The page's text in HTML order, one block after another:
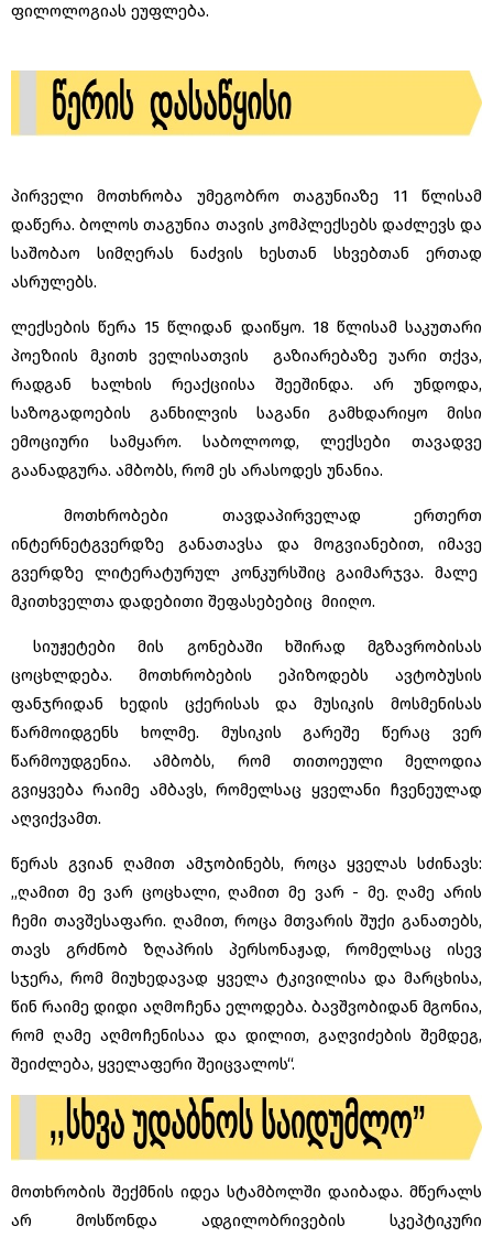
ფილოლოგიას ეუფლება.
პირველი მოთხრობა უმეგობრო თაგუნიაზე 11 წლისამ
დაწერა. ბოლოს თაგუნია თავის კომპლექსებს დაძლევს და
საშობაო სიმღერას ნაძვის ხესთან სხვებთან ერთად
ასრულებს.
ლექსების წერა 15 წლიდან დაიწყო. 18 წლისამ საკუთარი
პოეზიის მკითხ ველისათვის გაზიარებაზე უარი თქვა,
რადგან ხალხის რეაქციისა შეეშინდა. არ უნდოდა,
საზოგადოების განხილვის საგანი გამხდარიყო მისი
ემოციური სამყარო. საბოლოოდ, ლექსები თავადვე
გაანადგურა. ამბობს, რომ ეს არასოდეს უნანია.
მოთხრობები თავდაპირველად ერთერთ
ინტერნეტგვერდზე განათავსა და მოგვიანებით, იმავე
გვერდზე ლიტერატურულ კონკურსშიც გაიმარჯვა. მალე
მკითხველთა დადებითი შეფასებებიც მიიღო.
სიუჟეტები მის გონებაში ხშირად მგზავრობისას
ცოცხლდება. მოთხრობების ეპიზოდებს ავტობუსის
ფანჯრიდან ხედის ცქერისას და მუსიკის მოსმენისას
წარმოიდგენს ხოლმე. მუსიკის გარეშე წერაც ვერ
წარმოუდგენია. ამბობს, რომ თითოეული მელოდია
გვიყვება რაიმე ამბავს, რომელსაც ყველანი ჩვენეულად
აღვიქვამთ.
წერას გვიან ღამით ამჯობინებს, როცა ყველას სძინავს:
,,ღამით მე ვარ ცოცხალი, ღამით მე ვარ - მე. ღამე არის
ჩემი თავშესაფარი. ღამით, როცა მთვარის შუქი განათებს,
თავს გრძნობ ზღაპრის პერსონაჟად, რომელსაც ისევ
სჯერა, რომ მიუხედავად ყველა ტკივილისა და მარცხისა,
წინ რაიმე დიდი აღმოჩენა ელოდება. ბავშვობიდან მგონია,
რომ ღამე აღმოჩენისაა და დილით, გაღვიძების შემდეგ,
შეიძლება, ყველაფერი შეიცვალოს“.
მოთხრობის შექმნის იდეა სტამბოლში დაიბადა. მწერალს
არ მოსწონდა ადგილობრივების სკეპტიკური